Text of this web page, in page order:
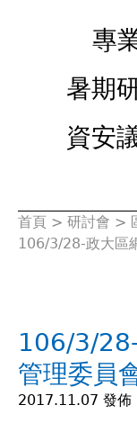
專
暑期
資安
您
裡
首頁 > 研討會 >
106/3/28-政大區
106/3/
管理委員
2017.11.07 發佈